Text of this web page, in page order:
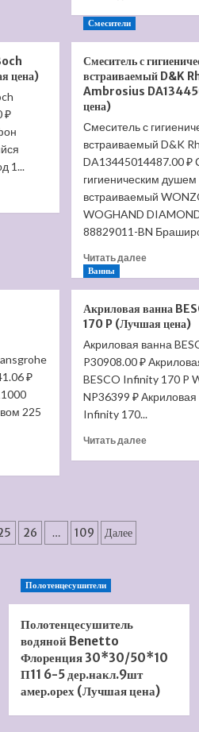
Trend
Rimless
111010
(Лучшая
цена)
цена)
₽
1...
Смесители
Смеситель с
встраиваемый D&K
Ambrosius
цена)
Смеситель с
встраиваемый D&K
DA13445014487.00 ₽
гигиеническим душем
встраиваемый
WOGHAND
88829011-BN
Читать далееПрочитать
с
душем
D&K
Rhein
Ambrosius
DA1344501
(Лучшая
₽
225
Ванны
Акриловая ванна
170 P (Лучшая цена)
Акриловая ванна
P30908.00 ₽
BESCO Infinity 170 P
NP36399 ₽ Акриловая
Infinity 170...
Читать далееПрочитать
26 … 109 Далее
Полотенцесушители
Полотенцесушитель
водяной Benetto
Флоренция 30*30/50*10
П11 6-5 дер.накл.9шт
амер.орех (Лучшая цена)